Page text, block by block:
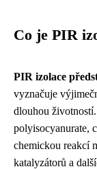
Co je PIR
PIR izolace
vyznačuje
dlouhou
polyisocyanurate,
chemickou reakcí
katalyzátorů a